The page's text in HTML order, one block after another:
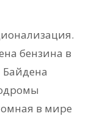
бензина в
в мире